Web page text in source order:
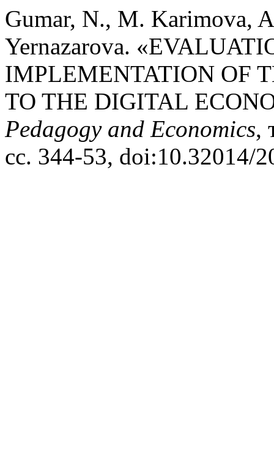
Gumar, N., M. Karimova,
Yernazarova.
IMPLEMENTATION OF
TO THE DIGITAL
Pedagogy and Economics,
сс. 344-53, doi:10.32014/